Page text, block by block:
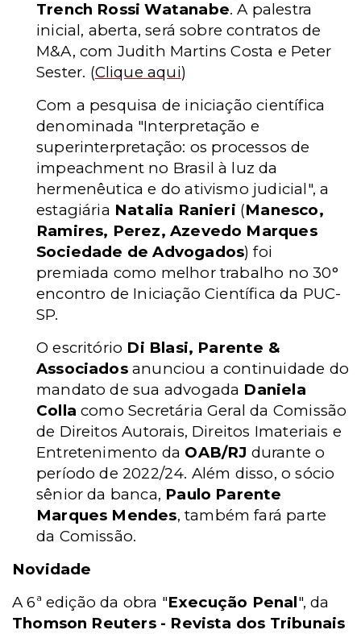
Trench Rossi Watanabe. A palestra
inicial, aberta, será sobre contratos de
M&A, com Judith Martins Costa e Peter
Sester. (Clique aqui)
Com a pesquisa de iniciação científica
denominada "Interpretação e
superinterpretação: os processos de
impeachment no Brasil à luz da
hermenêutica e do ativismo judicial", a
estagiária Natalia Ranieri (Manesco,
Ramires, Perez, Azevedo Marques
Sociedade de Advogados) foi
premiada como melhor trabalho no 30°
encontro de Iniciação Científica da PUC-
SP.
O escritório Di Blasi, Parente &
Associadosanunciou a continuidade do
mandato de sua advogada Daniela
Colla como Secretária Geral da Comissão
de Direitos Autorais, Direitos Imateriais e
Entretenimento da OAB/RJ durante o
período de 2022/24. Além disso, o sócio
sênior da banca, Paulo Parente
Marques Mendes, também fará parte
da Comissão.
Novidade
A 6ª edição da obra "Execução Penal", da
Thomson Reuters - Revista dos Tribunais